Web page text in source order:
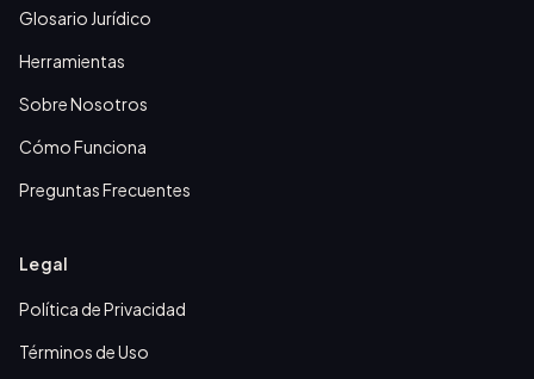
Glosario Jurídico
Herramientas
Sobre Nosotros
Cómo Funciona
Preguntas Frecuentes
Legal
Política de Privacidad
Términos de Uso